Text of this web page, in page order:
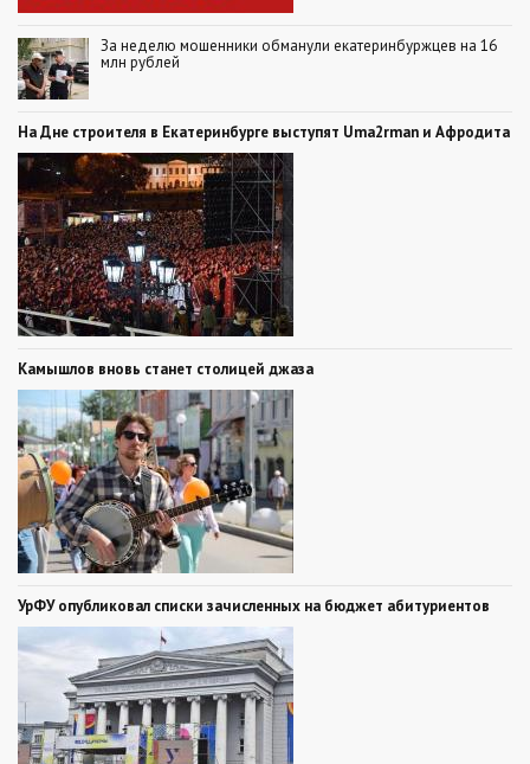
За неделю мошенники обманули екатеринбуржцев на 16
млн рублей
На Дне строителя в Екатеринбурге выступят Uma2rman и Афродита
Камышлов вновь станет столицей джаза
УрФУ опубликовал списки зачисленных на бюджет абитуриентов